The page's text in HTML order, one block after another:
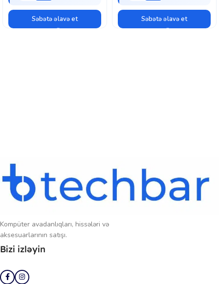
Səbətə əlavə et Səbətə əlavə et
Kompüter avadanlıqları, hissələri və
aksesuarlarının satışı.
Bizi izləyin